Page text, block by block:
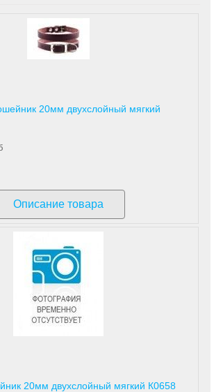
20мм двухслойный мягкий
Описание товара
20мм двухслойный мягкий К0658